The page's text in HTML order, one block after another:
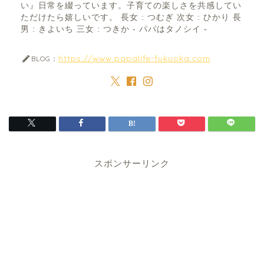
い』日常を綴っています。子育ての楽しさを共感してい
ただけたら嬉しいです。 長女 : つむぎ 次女 : ひかり 長
男 : きよいち 三女 : つきか - パパはタノシイ -
BLOG： https://www.papalife-fukuoka.com
スポンサーリンク